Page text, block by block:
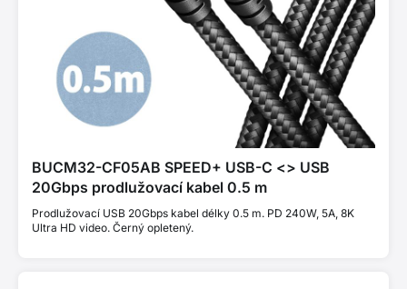
BUCM32-CF05AB SPEED+ USB-C <> USB
20Gbps prodlužovací kabel 0.5 m
Prodlužovací USB 20Gbps kabel délky 0.5 m. PD 240W, 5A, 8K
Ultra HD video. Černý opletený.